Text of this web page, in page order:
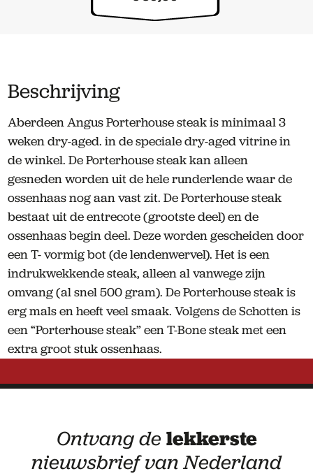
Beschrijving
Aberdeen Angus Porterhouse steak is minimaal 3
weken dry-aged. in de speciale dry-aged vitrine in
de winkel. De Porterhouse steak kan alleen
gesneden worden uit de hele runderlende waar de
ossenhaas nog aan vast zit. De Porterhouse steak
bestaat uit de entrecote (grootste deel) en de
ossenhaas begin deel. Deze worden gescheiden door
een T- vormig bot (de lendenwervel). Het is een
indrukwekkende steak, alleen al vanwege zijn
omvang (al snel 500 gram). De Porterhouse steak is
erg mals en heeft veel smaak. Volgens de Schotten is
een “Porterhouse steak” een T-Bone steak met een
extra groot stuk ossenhaas.
Ontvang de lekkerste
nieuwsbrief van Nederland